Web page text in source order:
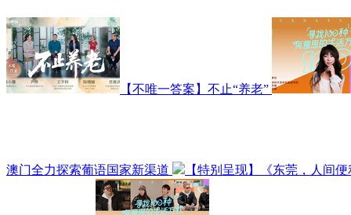
【不唯一答案】不止“养老”
澳门全力探索葡语国家新渠道 【特别呈现】《东莞，人间